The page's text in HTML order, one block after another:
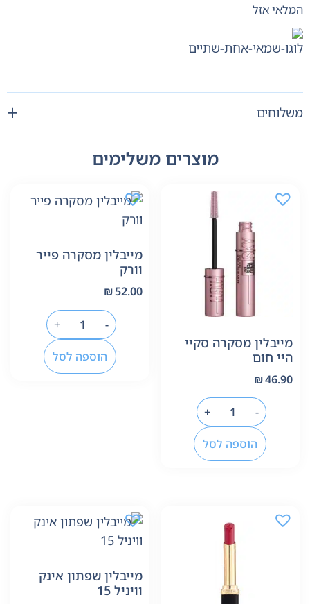
המלאי אזל
משלוחים
מוצרים משלימים
מייבלין מסקרה סקיי
היי חום
₪46.90
-
+
הוספה לסל
מייבלין מסקרה פייר
וורק
₪52.00
-
+
הוספה לסל
מייבלין שפתון אינק
וויניל 15